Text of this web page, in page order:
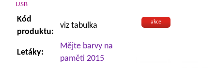
USB
akce
Kód
produktu:
viz tabulka
Letáky:
Mějte barvy na
paměti 2015